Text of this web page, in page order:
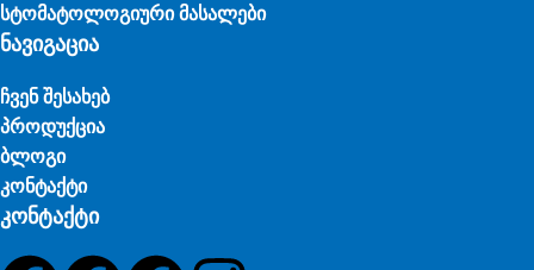
სტომატოლოგიური მასალები
ნავიგაცია
ჩვენ შესახებ
პროდუქცია
ბლოგი
კონტაქტი
კონტაქტი